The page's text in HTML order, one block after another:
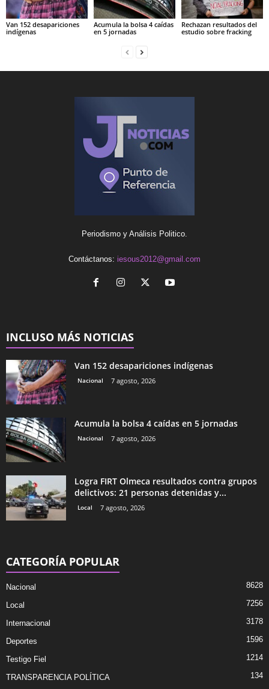
Van 152 desapariciones
indígenas
Acumula la bolsa 4 caídas
en 5 jornadas
Rechazan resultados del
estudio sobre fracking
Periodismo y Análisis Politico.
Contáctanos: iesous2012@gmail.com
INCLUSO MÁS NOTICIAS
Van 152 desapariciones indígenas
Nacional 7 agosto, 2026
Acumula la bolsa 4 caídas en 5 jornadas
Nacional 7 agosto, 2026
Logra FIRT Olmeca resultados contra grupos
delictivos: 21 personas detenidas y...
Local 7 agosto, 2026
CATEGORÍA POPULAR
Nacional 8628
Local 7256
Internacional 3178
Deportes 1596
Testigo Fiel 1214
TRANSPARENCIA POLÍTICA
134